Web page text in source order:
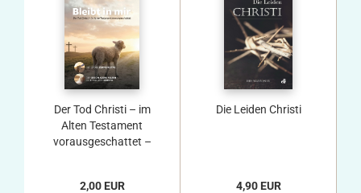
Der Tod Christi – im
Alten Testament
vorausgeschattet –
2,00 EUR
Die Leiden Christi
4,90 EUR